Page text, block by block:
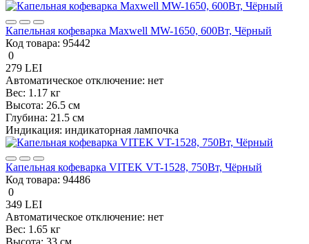
Капельная кофеварка Maxwell MW-1650, 600Вт, Чёрный
Код товара: 95442
0
279 LEI
Автоматическое отключение: нет
Вес: 1.17 кг
Высота: 26.5 см
Глубина: 21.5 см
Индикация: индикаторная лампочка
Капельная кофеварка VITEK VT-1528, 750Вт, Чёрный
Код товара: 94486
0
349 LEI
Автоматическое отключение: нет
Вес: 1.65 кг
Высота: 33 см